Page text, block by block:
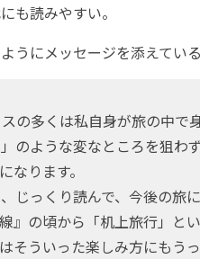
も読みやすい。
にメッセージを添えている
の多くは私自身が旅の中で
のような変なところを狙わ
なります。
じっくり読んで、今後の旅
』の頃から「机上旅行」と
ういった楽しみ方にもうっ